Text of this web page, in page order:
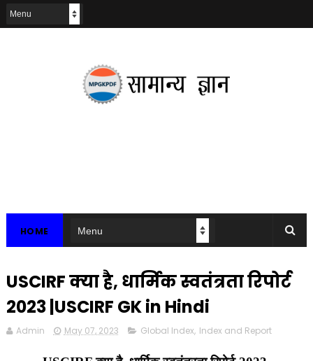
HOME
USCIRF क्या है, धार्मिक स्वतंत्रता रिपोर्ट
2023 |USCIRF GK in Hindi
Admin May 07, 2023 Global Index, Index and Report